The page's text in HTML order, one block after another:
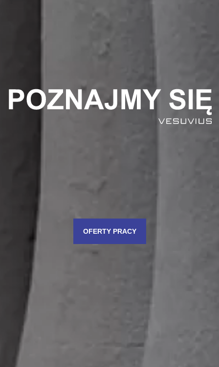
OFERTY PRACY